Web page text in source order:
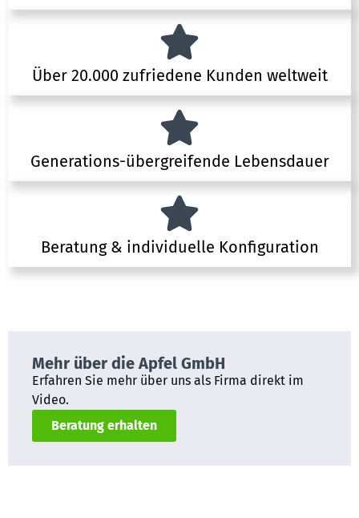
Über 20.000 zufriedene Kunden weltweit
Generations-übergreifende Lebensdauer
Beratung & individuelle Konfiguration
Mehr über die Apfel GmbH
Erfahren Sie mehr über uns als Firma direkt im
Video.
Beratung erhalten